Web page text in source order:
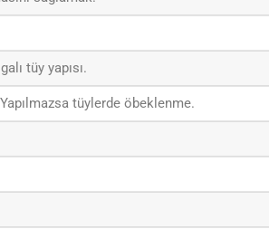
tüy yapısı.
tüylerde öbeklenme.